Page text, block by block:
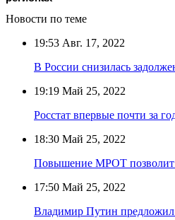
Новости по теме
19:53 Авг. 17, 2022
В России снизилась
19:19 Май 25, 2022
Росстат впервые почти за
18:30 Май 25, 2022
Повышение МРОТ позволит
17:50 Май 25, 2022
Владимир Путин